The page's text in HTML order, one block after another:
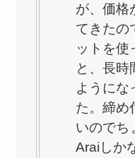
が、価格
てきたの
ットを使
と、長時
ようにな
た。締め
いのでち
Araiしか